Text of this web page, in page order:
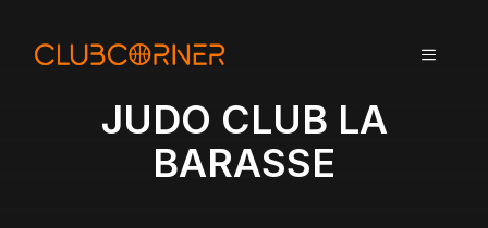
MENU
JUDO CLUB LA
BARASSE